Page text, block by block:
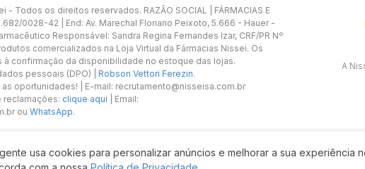
usa cookies para personalizar anúncios e melhorar a sua experiência
Todos os direitos reservados. RAZÃO SOCIAL | FÁRMACIAS E
0028-42 | End: Av. Marechal Floriano Peixoto, 5.666 - Hauer -
Responsável: Sandra Regina Fernandes Izar, CRF/PR Nº
comercializados na Loja Virtual da Fármacias Nissei. Os
confirmação da disponibilidade no estoque das lojas.
pessoais (DPO) | Robson Vettori Ferezin.
as oportunidades! | E-mail: recrutamento@nisseisa.com.br
reclamações: clique aqui | Email:
ou WhatsApp.
A
Desenvolvido por: